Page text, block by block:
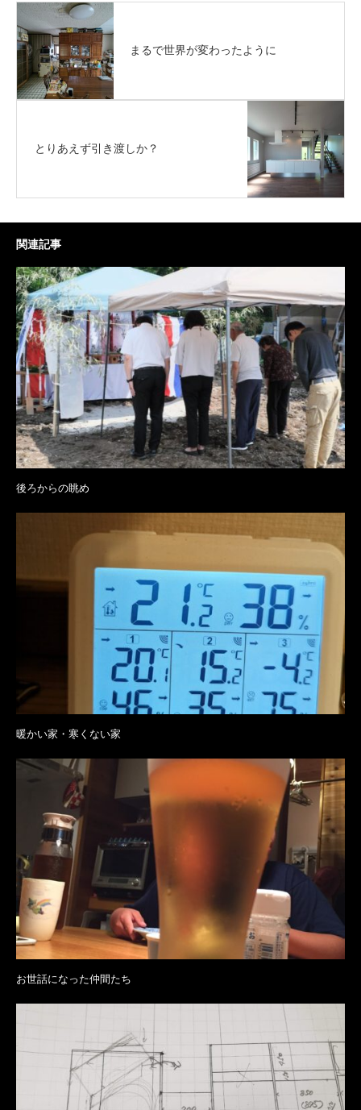
まるで世界が変わったように
とりあえず引き渡しか？
関連記事
後ろからの眺め
暖かい家・寒くない家
お世話になった仲間たち